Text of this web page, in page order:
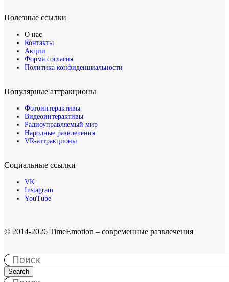
Полезные ссылки
О нас
Контакты
Акции
Форма согласия
Политика конфиденциальности
Популярные аттракционы
Фотоинтерактивы
Видеоинтерактивы
Радиоуправляемый мир
Народные развлечения
VR-аттракционы
Социальные ссылки
VK
Instagram
YouTube
© 2014-2026 TimeEmotion – современные развлечения
Search